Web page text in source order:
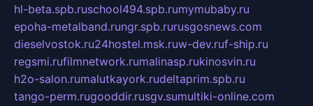
hl-beta.spb.ruschool494.spb.rumymubaby.ru
epoha-metalband.rungr.spb.rurusgosnews.com
dieselvostok.ru24hostel.msk.ruw-dev.ruf-ship.ru
regsmi.rufilmnetwork.rumalinasp.rukinosvin.ru
h2o-salon.rumalutkayork.rudeltaprim.spb.ru
tango-perm.rugooddir.rusgv.sumultiki-online.com